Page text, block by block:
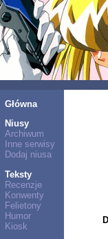
Główna
Niusy
Archiwum
Inne serwisy
Dodaj niusa
Teksty
Recenzje
Konwenty
Felietony
Humor
Kiosk